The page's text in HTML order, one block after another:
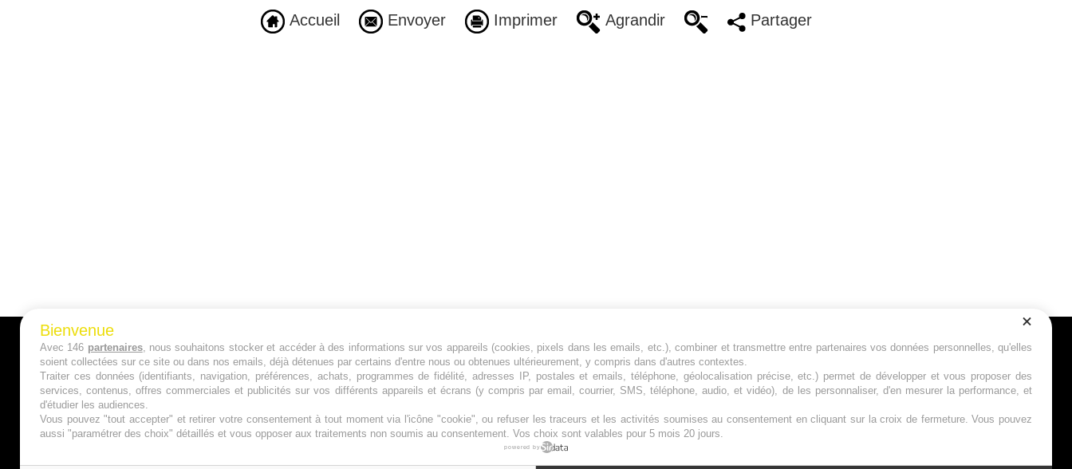
Accueil Envoyer Imprimer Agrandir Partager
A PROPOS
Qui sommes nous ?
Mentions Légales
Jeunesfooteux est un média sportif qui traite
principalement de l'actualité de la Ligue 1 et
des grosses actualités de la Ligue 2 et du
Plan du site | Syndication |Powered by WM
Suivez-nous
Bienvenue
Avec 146 partenaires, nous souhaitons stocker et accéder à des informations sur vos appareils (cookies, pixels dans les emails, etc.), combiner et transmettre entre partenaires vos données personnelles, qu'elles
soient collectées sur ce site ou dans nos emails, déjà détenues par certains d'entre nous ou obtenues ultérieurement, y compris dans d'autres contextes.
Traiter ces données (identifiants, navigation, préférences, achats, programmes de fidélité, adresses IP, postales et emails, téléphone, géolocalisation précise, etc.) permet de développer et vous proposer des
services, contenus, offres commerciales et publicités sur vos différents appareils et écrans (y compris par email, courrier, SMS, téléphone, audio, et vidéo), de les personnaliser, d'en mesurer la performance, et
d'étudier les audiences.
Vous pouvez "tout accepter" et retirer votre consentement à tout moment via l'icône "cookie", ou refuser les traceurs et les activités soumises au consentement en cliquant sur la croix de fermeture. Vous pouvez
aussi "paramétrer des choix" détaillés et vous opposer aux traitements non soumis au consentement. Vos choix sont valables pour 5 mois 20 jours.
powered by